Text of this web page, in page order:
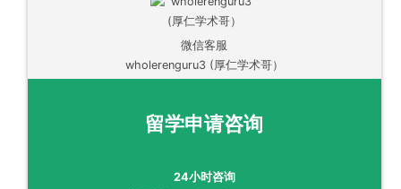
微信客服
wholerenguru3 (厚仁学术哥）
留学申请咨询
24小时咨询